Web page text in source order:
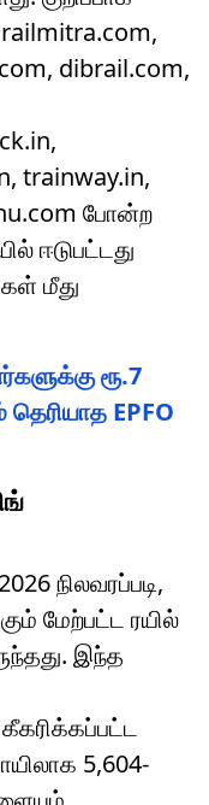
dibrail.com,
trainway.in,
போன்ற
ஈடுபட்டது
மீது
ரூ.7
EPFO
நிலவரப்படி,
மேற்பட்ட ரயில்
இந்த
5,604-